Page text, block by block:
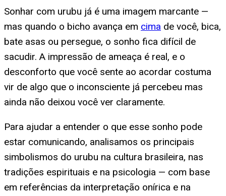
Sonhar com urubu já é uma imagem marcante —
mas quando o bicho avança em cima de você, bica,
bate asas ou persegue, o sonho fica difícil de
sacudir. A impressão de ameaça é real, e o
desconforto que você sente ao acordar costuma
vir de algo que o inconsciente já percebeu mas
ainda não deixou você ver claramente.
Para ajudar a entender o que esse sonho pode
estar comunicando, analisamos os principais
simbolismos do urubu na cultura brasileira, nas
tradições espirituais e na psicologia — com base
em referências da interpretação onírica e na